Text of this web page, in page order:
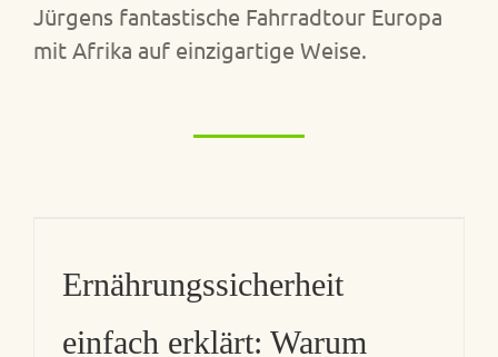
Jürgens fantastische Fahrradtour Europa
mit Afrika auf einzigartige Weise.
Ernährungssicherheit
einfach erklärt: Warum